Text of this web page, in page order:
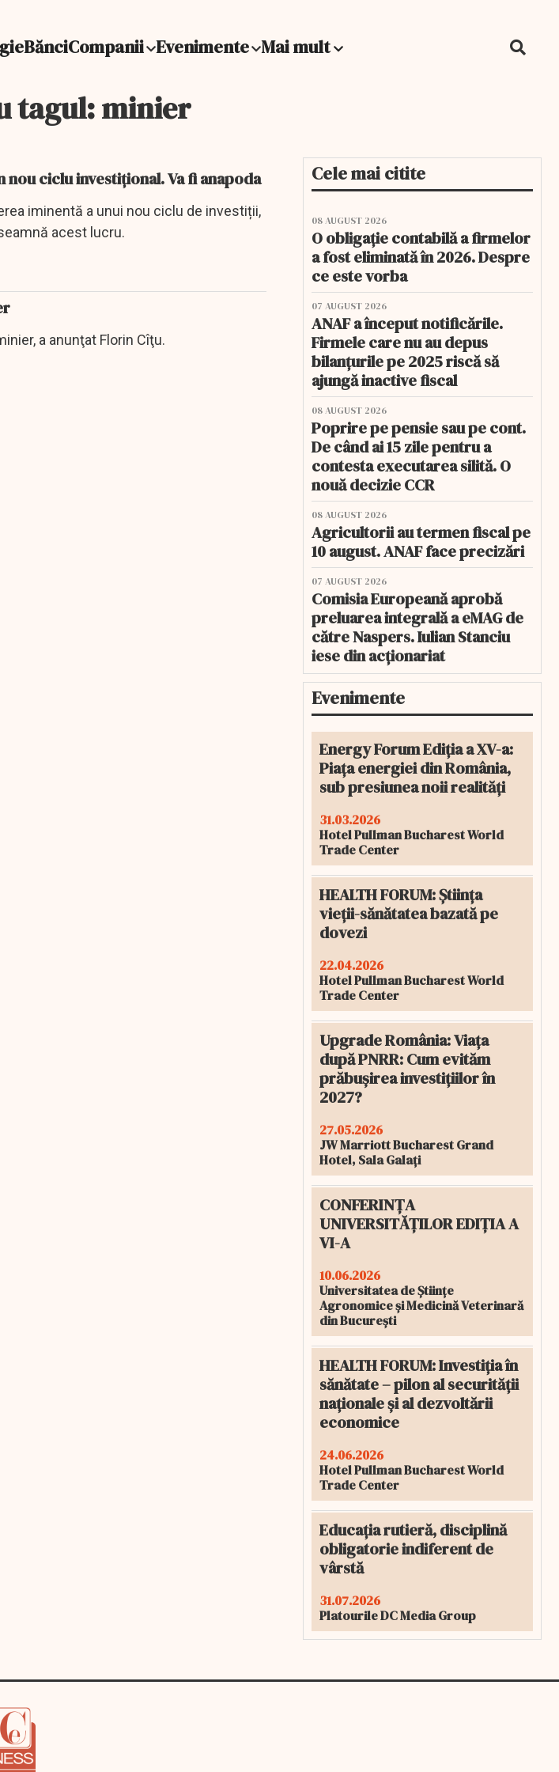
BănciCompanii Evenimente Mai mult
tagul: minier
ciclu investițional. Va fi anapoda
iminentă a unui nou ciclu de investiții,
acest lucru.
a anunţat Florin Cîţu.
Cele mai citite
08 AUGUST 2026
O obligație contabilă a firmelor
a fost eliminată în 2026. Despre
ce este vorba
07 AUGUST 2026
ANAF a început notificările.
Firmele care nu au depus
bilanțurile pe 2025 riscă să
ajungă inactive fiscal
08 AUGUST 2026
Poprire pe pensie sau pe cont.
De când ai 15 zile pentru a
contesta executarea silită. O
nouă decizie CCR
08 AUGUST 2026
Agricultorii au termen fiscal pe
10 august. ANAF face precizări
07 AUGUST 2026
Comisia Europeană aprobă
preluarea integrală a eMAG de
către Naspers. Iulian Stanciu
iese din acționariat
Evenimente
Energy Forum Ediția a XV-a:
Piața energiei din România,
sub presiunea noii realități
31.03.2026
Hotel Pullman Bucharest World
Trade Center
HEALTH FORUM: Știința
vieții-sănătatea bazată pe
dovezi
22.04.2026
Hotel Pullman Bucharest World
Trade Center
Upgrade România: Viața
după PNRR: Cum evităm
prăbușirea investițiilor în
2027?
27.05.2026
JW Marriott Bucharest Grand
Hotel, Sala Galați
CONFERINȚA
UNIVERSITĂȚILOR EDIȚIA A
VI-A
10.06.2026
Universitatea de Științe
Agronomice și Medicină Veterinară
din București
HEALTH FORUM: Investiția în
sănătate – pilon al securității
naționale și al dezvoltării
economice
24.06.2026
Hotel Pullman Bucharest World
Trade Center
Educația rutieră, disciplină
obligatorie indiferent de
vârstă
31.07.2026
Platourile DC Media Group